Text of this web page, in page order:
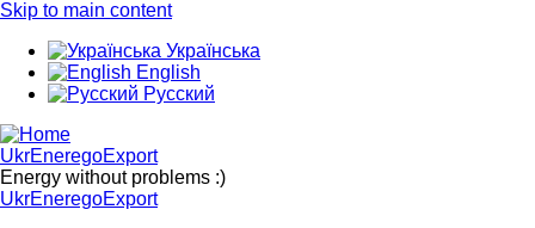
Skip to main content
Українська
English
Русский
UkrEneregoExport
Energy without problems :)
UkrEneregoExport